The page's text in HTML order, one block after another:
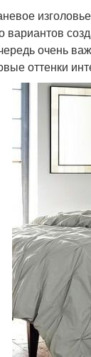
вариантов
очень
оттенки